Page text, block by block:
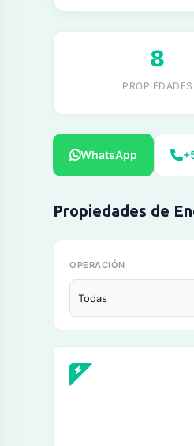
8
PROPIEDADES
WhatsApp
Propiedades de
OPERACIÓN